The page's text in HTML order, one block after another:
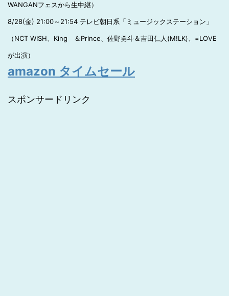
WANGANフェスから生中継）
8/28(金) 21:00～21:54 テレビ朝日系「ミュージックステーション」
（NCT WISH、King ＆Prince、佐野勇斗＆吉田仁人(M!LK)、=LOVE
が出演）
amazon タイムセール
スポンサードリンク